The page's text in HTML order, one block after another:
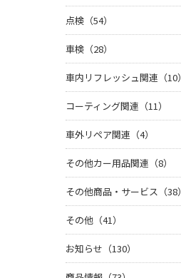
点検（54）
車検（28）
車内リフレッシュ関連（10）
コーティング関連（11）
車外リペア関連（4）
その他カー用品関連（8）
その他商品・サービス（38）
その他（41）
お知らせ（130）